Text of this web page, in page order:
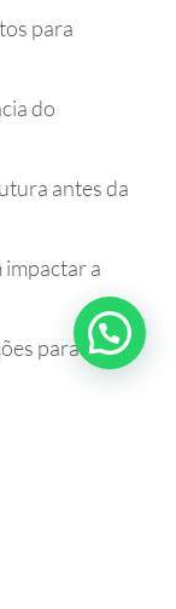
para
do
antes da
impactar a
para